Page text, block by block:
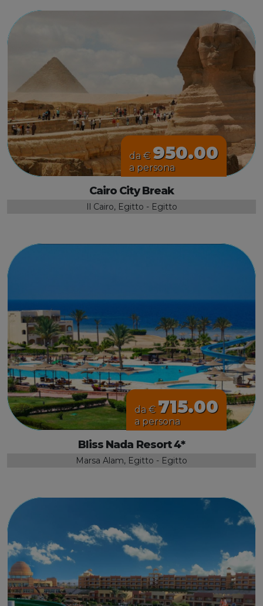
da € 950.00
a persona
Cairo City Break
Il Cairo, Egitto - Egitto
da € 715.00
a persona
Bliss Nada Resort 4*
Marsa Alam, Egitto - Egitto